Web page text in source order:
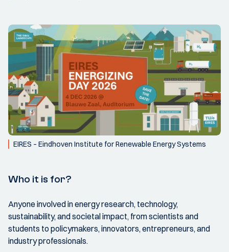
EIRES – Eindhoven Institute for Renewable Energy Systems
Who it is for?
Anyone involved in energy research, technology,
sustainability, and societal impact, from scientists and
students to policymakers, innovators, entrepreneurs, and
industry professionals.